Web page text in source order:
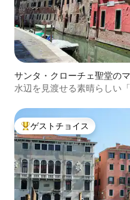
サンタ・クローチェ聖堂の
ート
水辺を見渡せる素晴らしい
大好評のゲストチョイスです
ゲストチョイス